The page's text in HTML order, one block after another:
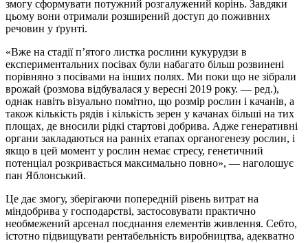
змогу сформувати потужний розгалужений корінь. Завдяки
цьому вони отримали розширений доступ до поживних
речовин у ґрунті.
«Вже на стадії п’ятого листка рослини кукурудзи в
експериментальних посівах були набагато більш розвинені
порівняно з посівами на інших полях. Ми поки що не зібрали
врожай (розмова відбувалася у вересні 2019 року. — ред.),
однак навіть візуально помітно, що розмір рослин і качанів, а
також кількість рядів і кількість зерен у качанах більші на тих
площах, де вносили рідкі стартові добрива. Адже генеративні
органи закладаються на ранніх етапах органогенезу рослин, і
якщо в цей момент у рослин немає стресу, генетичний
потенціал розкривається максимально повно», — наголошує
пан Яблонський.
Це дає змогу, зберігаючи попередній рівень витрат на
міндобрива у господарстві, застосовувати практично
необмежений арсенал поєднання елементів живлення. Себто,
істотно підвищувати рентабельність виробництва, адекватно